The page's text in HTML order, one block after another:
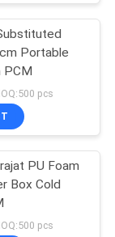
Portable
PCM
pcs
PU Foam
Box Cold
pcs